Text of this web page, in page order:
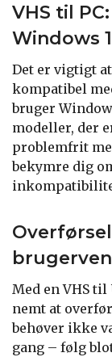
VHS til
Windows
Det er vigtigt
kompatibel
bruger
modeller, der
problemfrit
bekymre dig
Med en VHS
nemt at
behøver ikke
gang – følg